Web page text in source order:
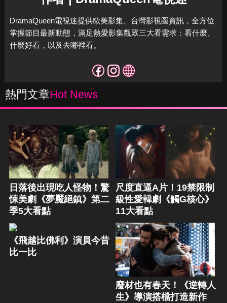
DramaQueen電視迷提供歐美影集、台灣影視圈資訊，全方位
掌握節目最新動態，滿足熱愛影集觀眾三大看需求：看什麼、
什麼好看，以及去哪裡看。
熱門文章Hot News
日落後出現吃人怪物！驚
悚美劇《夢魘絕鎮》第二
季5大看點
尺度直逼A片！19禁限制
級性愛韓劇《觸G核心》
11大看點
《飛越比佛利》演員今昔
比一比
廢材也有春天！《逆轉人
生》導演搭檔打造新作